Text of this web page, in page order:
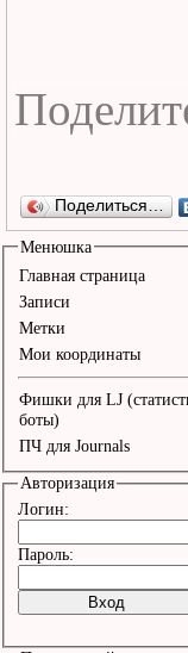
Поделиться…
Менюшка
Главная страница
Записи
Метки
Мои координаты
Фишки для LJ
боты)
ПЧ для Journals
Авторизация
Логин:
Пароль: